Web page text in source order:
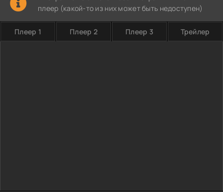
плеер (какой-то из них может быть недоступен)
Плеер 1 Плеер 2 Плеер 3 Трейлер